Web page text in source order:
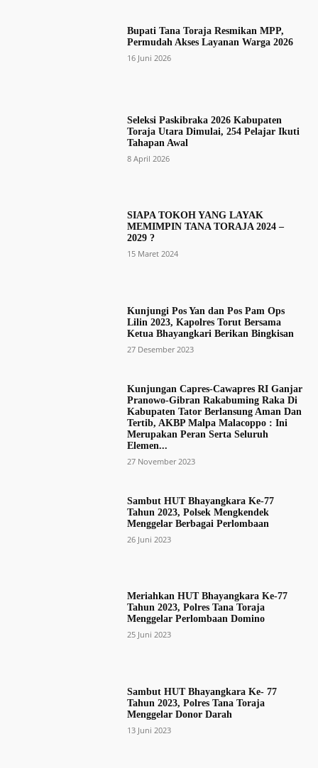
Bupati Tana Toraja Resmikan MPP,
Permudah Akses Layanan Warga 2026
16 Juni 2026
Seleksi Paskibraka 2026 Kabupaten
Toraja Utara Dimulai, 254 Pelajar Ikuti
Tahapan Awal
8 April 2026
SIAPA TOKOH YANG LAYAK
MEMIMPIN TANA TORAJA 2024 –
2029 ?
15 Maret 2024
Kunjungi Pos Yan dan Pos Pam Ops
Lilin 2023, Kapolres Torut Bersama
Ketua Bhayangkari Berikan Bingkisan
27 Desember 2023
Kunjungan Capres-Cawapres RI Ganjar
Pranowo-Gibran Rakabuming Raka Di
Kabupaten Tator Berlansung Aman Dan
Tertib, AKBP Malpa Malacoppo : Ini
Merupakan Peran Serta Seluruh
Elemen...
27 November 2023
Sambut HUT Bhayangkara Ke-77
Tahun 2023, Polsek Mengkendek
Menggelar Berbagai Perlombaan
26 Juni 2023
Meriahkan HUT Bhayangkara Ke-77
Tahun 2023, Polres Tana Toraja
Menggelar Perlombaan Domino
25 Juni 2023
Sambut HUT Bhayangkara Ke- 77
Tahun 2023, Polres Tana Toraja
Menggelar Donor Darah
13 Juni 2023